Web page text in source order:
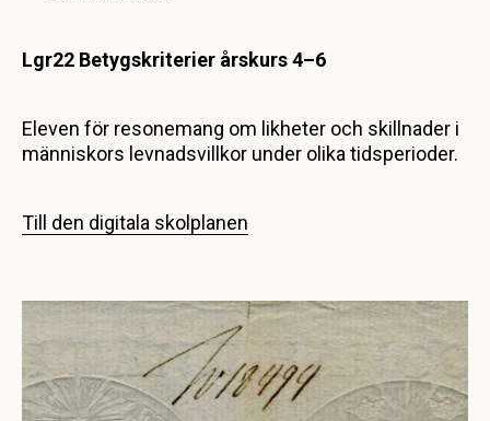
Lgr22 Betygskriterier årskurs4–6
Eleven för resonemang om likheter och skillnader i
människors levnadsvillkor under olika tidsperioder.
Till den digitala skolplanen